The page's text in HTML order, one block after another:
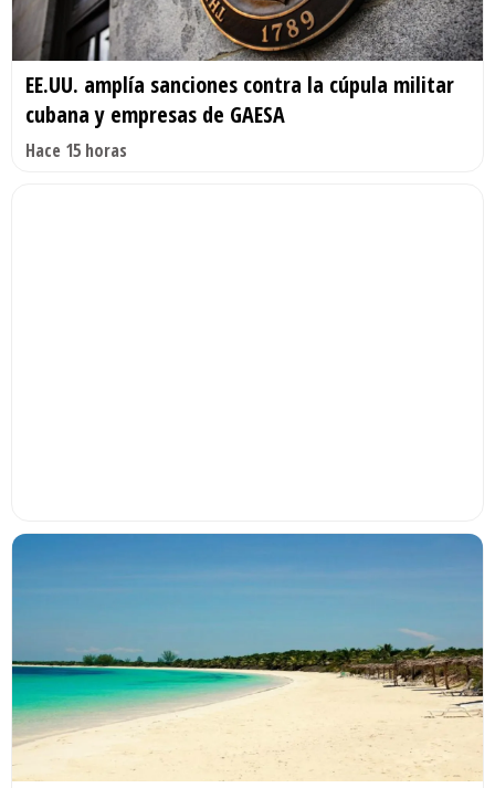
EE.UU. amplía sanciones contra la cúpula militar
cubana y empresas de GAESA
Hace 15 horas